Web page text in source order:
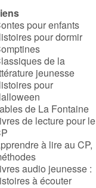
pour enfants
pour dormir
de la
jeunesse
pour
de La Fontaine
de lecture pour le
à lire au CP,
audio jeunesse :
à écouter